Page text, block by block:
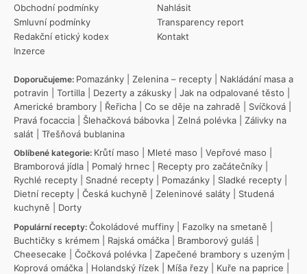
Obchodní podmínky
Smluvní podmínky
Redakční etický kodex
Inzerce
Nahlásit
Transparency report
Kontakt
Doporučujeme: Pomazánky Zelenina – recepty
Nakládání masa a
potravin
Tortilla Dezerty a zákusky Jak na odpalované těsto
Americké brambory
Řeřicha Co se děje na zahradě Svíčková
Pravá focaccia
Šlehačková bábovka Zelná polévka
Zálivky na
salát
Třešňová bublanina
Oblíbené kategorie: Krůtí maso Mleté maso Vepřové maso
Bramborová jídla
Pomalý hrnec Recepty pro začátečníky
Rychlé recepty
Snadné recepty Pomazánky Sladké recepty
Dietní recepty
Česká kuchyně Zeleninové saláty
Studená
kuchyně
Dorty
Populární recepty: Čokoládové muffiny Fazolky na smetaně
Buchtičky s krémem
Rajská omáčka Bramborový guláš
Cheesecake
Čočková polévka Zapečené brambory s uzeným
Koprová omáčka
Holandský řízek Míša řezy Kuře na paprice